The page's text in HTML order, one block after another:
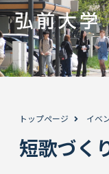
トップページ イベ
短歌づく